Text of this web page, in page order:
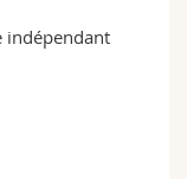
indépendant